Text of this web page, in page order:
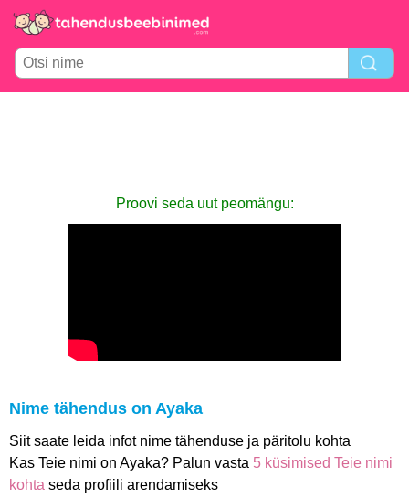
Proovi seda uut peomängu:
Nime tähendus on Ayaka
Siit saate leida infot nime tähenduse ja päritolu kohta
Kas Teie nimi on Ayaka? Palun vasta 5 küsimised Teie nimi
kohta seda profiili arendamiseks